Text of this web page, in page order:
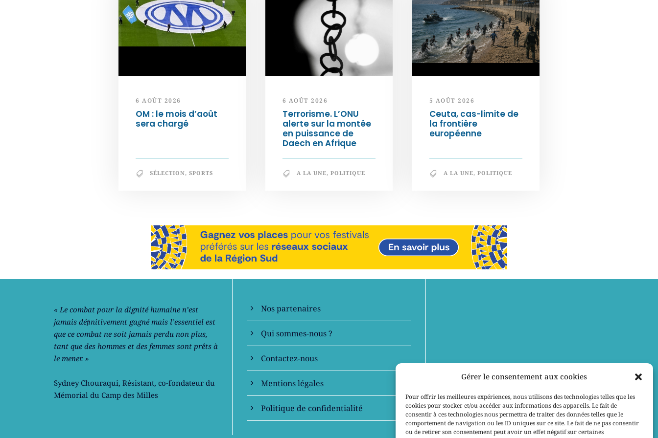
Gérer le consentement aux cookies
Pour offrir les meilleures expériences, nous utilisons des technologies telles que les
cookies pour stocker et/ou accéder aux informations des appareils. Le fait de
consentir à ces technologies nous permettra de traiter des données telles que le
comportement de navigation ou les ID uniques sur ce site. Le fait de ne pas consentir
ou de retirer son consentement peut avoir un effet négatif sur certaines
6 AOÛT 2026
OM : le mois d’août
sera chargé
SÉLECTION, SPORTS
6 AOÛT 2026
Terrorisme. L’ONU
alerte sur la montée
en puissance de
Daech en Afrique
A LA UNE, POLITIQUE
5 AOÛT 2026
Ceuta, cas-limite de
la frontière
européenne
A LA UNE, POLITIQUE
Notre philosophie
« Le combat pour la dignité humaine n’est
jamais déﬁnitivement gagné mais l’essentiel est
que ce combat ne soit jamais perdu non plus,
tant que des hommes et des femmes sont prêts à
le mener. »
Sydney Chouraqui, Résistant, co-fondateur du
Mémorial du Camp des Milles
En savoir +
Nos partenaires
Qui sommes-nous ?
Contactez-nous
Mentions légales
Politique de confidentialité